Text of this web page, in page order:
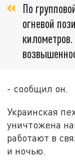
По
огневой
- сообщил он.
Украинская
уничтожена
работают в
и ночью.